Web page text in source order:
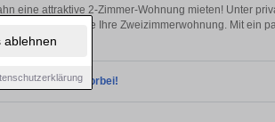
ablehnen
eine attraktive 2-Zimmer-Wohnung mieten! Unter
Hahn finden Sie Ihre Zweizimmerwohnung. Mit ein
in der Nähe.
bald wieder vorbei!